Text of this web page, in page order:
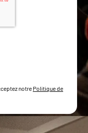
notre Politique de